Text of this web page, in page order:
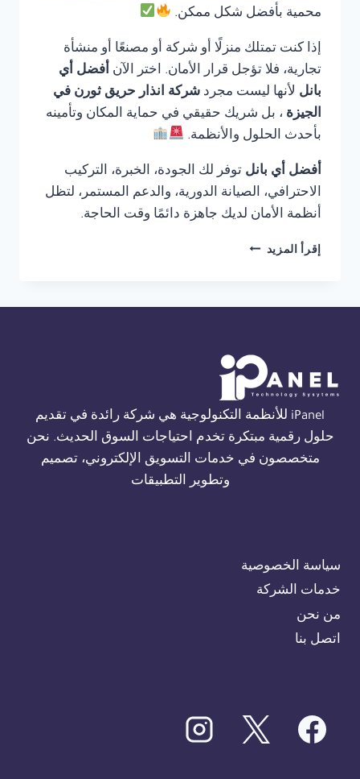
محمية بأفضل شكل ممكن.
إذا كنت تمتلك منزلًا أو شركة أو مصنعًا أو منشأة
تجارية، فلا تؤجل قرار الأمان. اختر الآن أفضل أي
بانل لأنها ليست مجرد شركة انذار حريق ثورن في
الجيزة ، بل شريك حقيقي في حماية المكان وتأمينه
بأحدث الحلول والأنظمة.
أفضل أي بانل توفر لك الجودة، الخبرة، التركيب
الاحترافي، الصيانة الدورية، والدعم المستمر، لتظل
أنظمة الأمان لديك جاهزة دائمًا وقت الحاجة.
إقرأ المزيد شركة
01554305486
iPanel للأنظمة التكنولوجية هي شركة رائدة في تقديم
حلول رقمية مبتكرة تخدم احتياجات السوق الحديث. نحن
متخصصون في خدمات التسويق الإلكتروني، تصميم
وتطوير التطبيقات
سياسة الخصوصية
خدمات الشركة
من نحن
اتصل بنا